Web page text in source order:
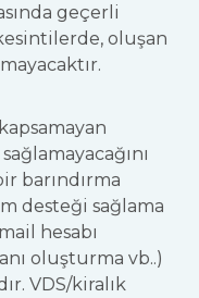
geçerli
oluşan
barındırma
desteği sağlama
hesabı
oluşturma vb..)
VDS/kiralık